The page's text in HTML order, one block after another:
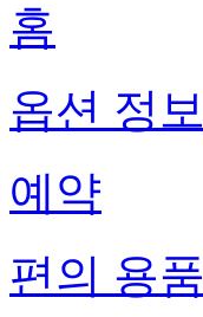
홈
옵션 정보
예약
편의 용품